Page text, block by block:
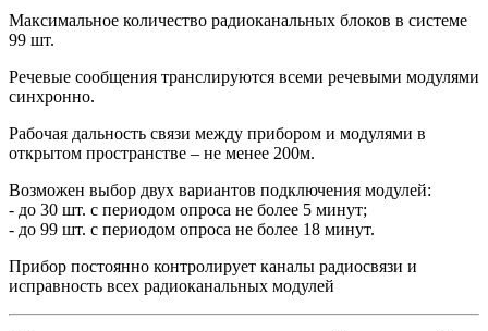
Максимальное количество радиоканальных блоков в системе
99 шт.
Речевые сообщения транслируются всеми речевыми модулями
синхронно.
Рабочая дальность связи между прибором и модулями в
открытом пространстве – не менее 200м.
Возможен выбор двух вариантов подключения модулей:
- до 30 шт. с периодом опроса не более 5 минут;
- до 99 шт. с периодом опроса не более 18 минут.
Прибор постоянно контролирует каналы радиосвязи и
исправность всех радиоканальных модулей